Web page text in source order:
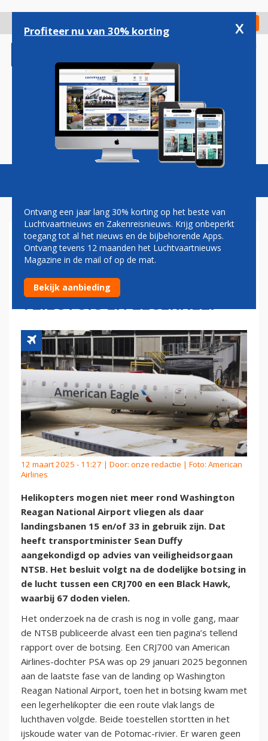
gaan
Check in
Magazine Podcasts Vacatures
VS NEEMT MAATREGELEN NA
DODELIJKE BOTSING
AMERICAN AIRLINES-
VLIEGTUIG EN LEGERHELI
12 maart 2025 - 11:27 | Door: onze redactie | Foto: American
Airlines
Helikopters mogen niet meer rond Washington
Reagan National Airport vliegen als daar
landingsbanen 15 en/of 33 in gebruik zijn. Dat
heeft transportminister Sean Duffy
aangekondigd op advies van veiligheidsorgaan
NTSB. Het besluit volgt na de dodelijke botsing in
de lucht tussen een CRJ700 en een Black Hawk,
waarbij 67 doden vielen.
Het onderzoek na de crash is nog in volle gang, maar
de NTSB publiceerde alvast een tien pagina’s tellend
rapport over de botsing. Een CRJ700 van American
Airlines-dochter PSA was op 29 januari 2025 begonnen
aan de laatste fase van de landing op Washington
Reagan National Airport, toen het in botsing kwam met
een legerhelikopter die een route vlak langs de
luchthaven volgde. Beide toestellen stortten in het
ijskoude water van de Potomac-rivier. Er waren geen
Profiteer nu van 30% korting x
Ontvang een jaar lang 30% korting op het beste van
Luchtvaartnieuws en Zakenreisnieuws. Krijg onbeperkt
toegang tot al het nieuws en de bijbehorende Apps.
Ontvang tevens 12 maanden het Luchtvaartnieuws
Magazine in de mail of op de mat.
Bekijk aanbieding